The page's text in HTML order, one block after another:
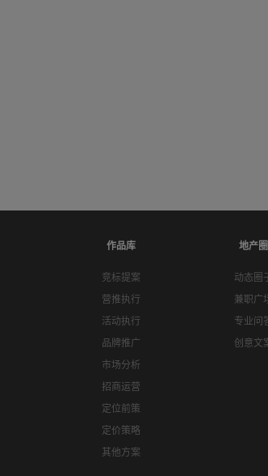
作品库
竞标提案
营推执行
活动执行
品牌推广
市场分析
招商运营
定位前策
定价策略
其他方案
地产圈
动态圈
兼职广
专业问
创意文